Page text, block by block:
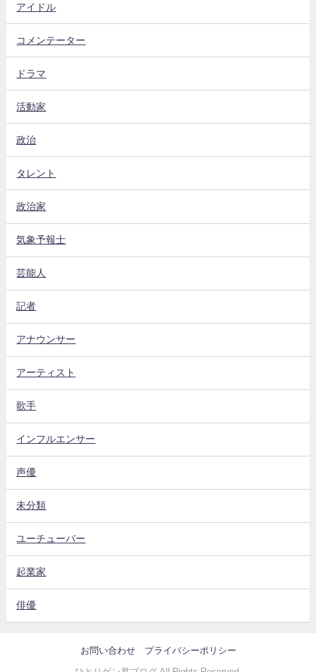
アイドル
コメンテーター
ドラマ
活動家
政治
タレント
政治家
気象予報士
芸能人
記者
アナウンサー
アーティスト
歌手
インフルエンサー
声優
未分類
ユーチューバー
起業家
俳優
お問い合わせ プライバシーポリシー